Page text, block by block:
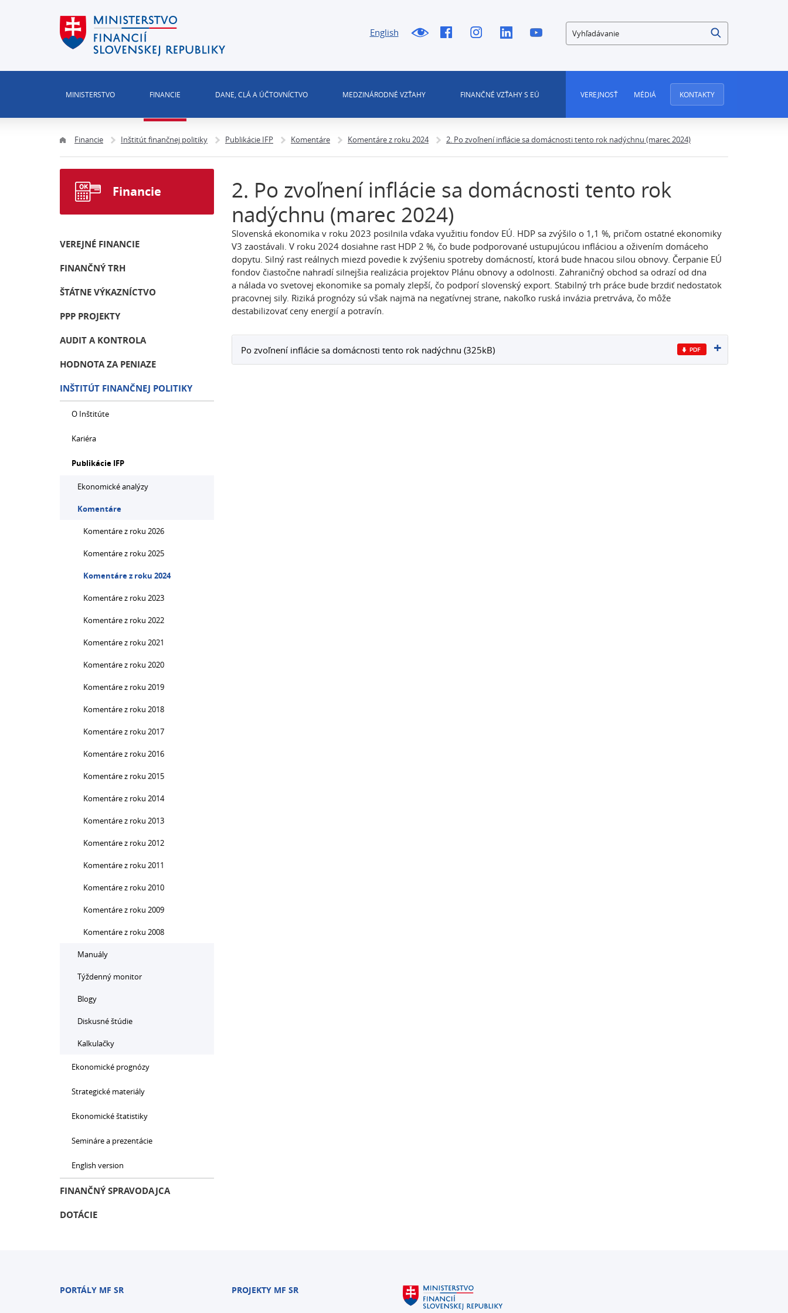
English Vyhľadávanie
MINISTERSTVO FINANCIE DANE, CLÁ A ÚČTOVNÍCTVO MEDZINÁRODNÉ VZŤAHY FINANČNÉ VZŤAHY S EÚ VEREJNOSŤ MÉDIÁ KONTAKTY
Financie Inštitút finančnej politiky Publikácie IFP Komentáre Komentáre z roku 2024 2. Po zvoľnení inflácie sa domácnosti tento rok nadýchnu (marec 2024)
2. Po zvoľnení inflácie sa domácnosti tento rok
nadýchnu (marec 2024)
Slovenská ekonomika v roku 2023 posilnila vďaka využitiu fondov EÚ. HDP sa zvýšilo o 1,1 %, pričom ostatné ekonomiky
V3 zaostávali. V roku 2024 dosiahne rast HDP 2 %, čo bude podporované ustupujúcou infláciou a oživením domáceho
dopytu. Silný rast reálnych miezd povedie k zvýšeniu spotreby domácností, ktorá bude hnacou silou obnovy. Čerpanie EÚ
fondov čiastočne nahradí silnejšia realizácia projektov Plánu obnovy a odolnosti. Zahraničný obchod sa odrazí od dna
a nálada vo svetovej ekonomike sa pomaly zlepší, čo podporí slovenský export. Stabilný trh práce bude brzdiť nedostatok
pracovnej sily. Riziká prognózy sú však najmä na negatívnej strane, nakoľko ruská invázia pretrváva, čo môže
destabilizovať ceny energií a potravín.
Po zvoľnení inflácie sa domácnosti tento rok nadýchnu (325kB)
Financie
VEREJNÉ FINANCIE
FINANČNÝ TRH
ŠTÁTNE VÝKAZNÍCTVO
PPP PROJEKTY
AUDIT A KONTROLA
HODNOTA ZA PENIAZE
INŠTITÚT FINANČNEJ POLITIKY
O Inštitúte
Kariéra
Publikácie IFP
Ekonomické analýzy
Komentáre
Komentáre z roku 2026
Komentáre z roku 2025
Komentáre z roku 2024
Komentáre z roku 2023
Komentáre z roku 2022
Komentáre z roku 2021
Komentáre z roku 2020
Komentáre z roku 2019
Komentáre z roku 2018
Komentáre z roku 2017
Komentáre z roku 2016
Komentáre z roku 2015
Komentáre z roku 2014
Komentáre z roku 2013
Komentáre z roku 2012
Komentáre z roku 2011
Komentáre z roku 2010
Komentáre z roku 2009
Komentáre z roku 2008
Manuály
Týždenný monitor
Blogy
Diskusné štúdie
Kalkulačky
Ekonomické prognózy
Strategické materiály
Ekonomické štatistiky
Semináre a prezentácie
English version
FINANČNÝ SPRAVODAJCA
DOTÁCIE
PORTÁLY MF SR PROJEKTY MF SR